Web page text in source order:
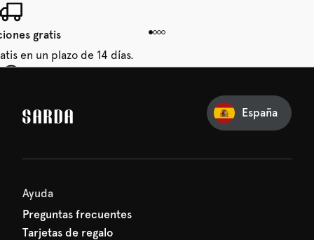
gratis
en un plazo de 14 días.
de nuestras latest
España
Ayuda
Preguntas frecuentes
Tarjetas de regalo